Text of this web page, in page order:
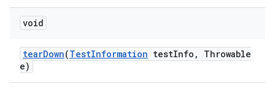
void
tearDown(TestInformation testInfo ,
Throwable
e)